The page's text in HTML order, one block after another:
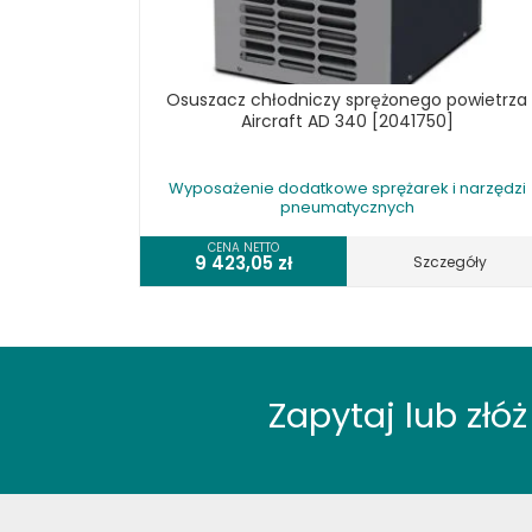
Osuszacz chłodniczy sprężonego powietrza
Aircraft AD 340 [2041750]
Wyposażenie dodatkowe sprężarek i narzędzi
pneumatycznych
CENA NETTO
9 423,05 zł Szczegóły
Zapytaj lub